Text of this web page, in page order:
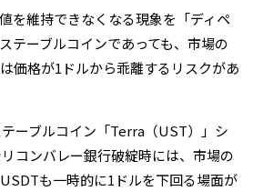
を維持できなくなる現象を「ディペ
テーブルコインであっても、市場の
価格が1ドルから乖離するリスクがあ
ーブルコイン「Terra（UST）」シ
コンバレー銀行破綻時には、市場の
も一時的に1ドルを下回る場面が